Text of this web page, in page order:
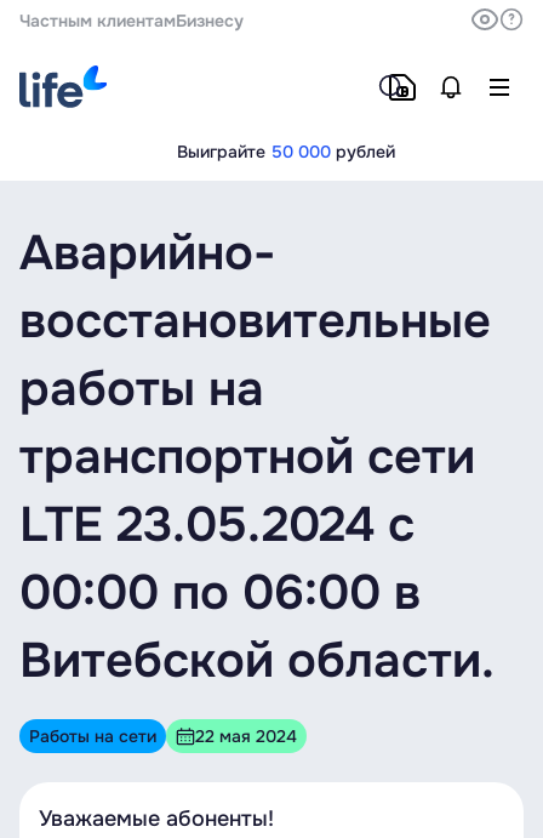
Частным клиентамБизнесу
Выиграйте 50 000 рублей
Аварийно-
восстановительные
работы на
транспортной сети
LTE 23.05.2024 с
00:00 по 06:00 в
Витебской области.
Работы на сети 22 мая 2024
Уважаемые абоненты!